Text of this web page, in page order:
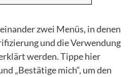
zwei Menüs, in denen
und die Verwendung
werden. Tippe hier
„Bestätige mich“, um den